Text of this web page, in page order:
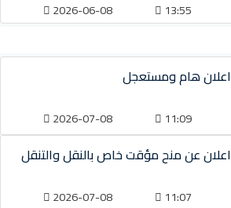
13:55
2026-06-08
اعلان هام ومستعجل
11:09
2026-07-08
اعلان عن منح مؤقت خاص بالنقل والتنقل
11:07
2026-07-08